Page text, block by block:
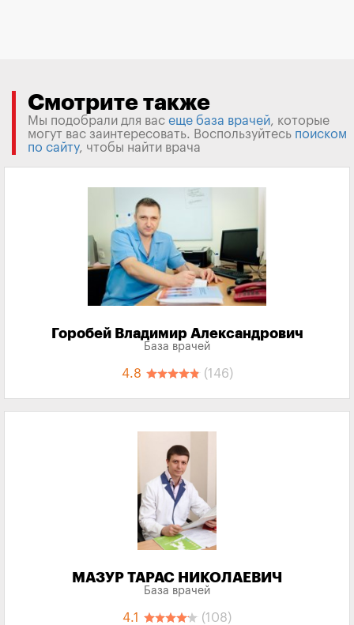
Смотрите также
Мы подобрали для вас еще база врачей, которые
могут вас заинтересовать. Воспользуйтесь поиском
по сайту, чтобы найти врача
Горобей Владимир Александрович
База врачей
4.8 (146)
МАЗУР ТАРАС НИКОЛАЕВИЧ
База врачей
4.1 (108)